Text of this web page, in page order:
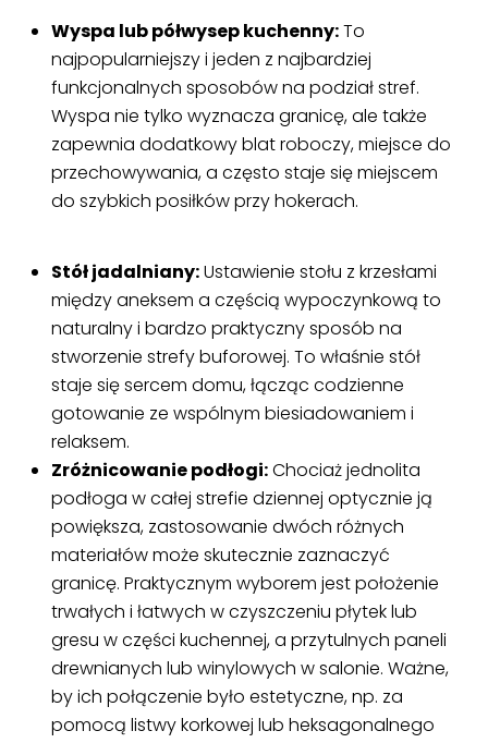
Wyspa lub półwysep kuchenny:To
najpopularniejszy i jeden z najbardziej
funkcjonalnych sposobów na podział stref.
Wyspa nie tylko wyznacza granicę, ale także
zapewnia dodatkowy blat roboczy, miejsce do
przechowywania, a często staje się miejscem
do szybkich posiłków przy hokerach.
Stół jadalniany:Ustawienie stołu z krzesłami
między aneksem a częścią wypoczynkową to
naturalny i bardzo praktyczny sposób na
stworzenie strefy buforowej. To właśnie stół
staje się sercem domu, łącząc codzienne
gotowanie ze wspólnym biesiadowaniem i
relaksem.
Zróżnicowanie podłogi:Chociaż jednolita
podłoga w całej strefie dziennej optycznie ją
powiększa, zastosowanie dwóch różnych
materiałów może skutecznie zaznaczyć
granicę. Praktycznym wyborem jest położenie
trwałych i łatwych w czyszczeniu płytek lub
gresu w części kuchennej, a przytulnych paneli
drewnianych lub winylowych w salonie. Ważne,
by ich połączenie było estetyczne, np. za
pomocą listwy korkowej lub heksagonalnego